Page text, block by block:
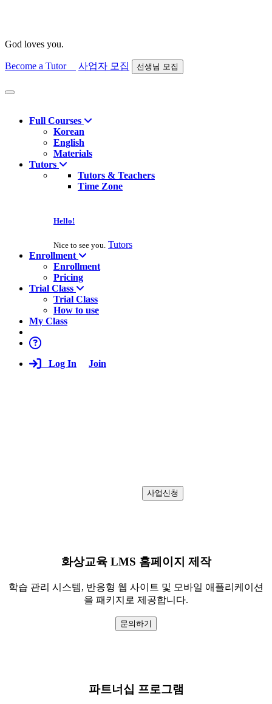
God loves you.
Become a Tutor 사업자 모집 선생님 모집
Find course
Full Courses
Korean
English
Materials
Tutors
Tutors & Teachers
Time Zone
Hello!
Nice to see you. Tutors
Enrollment
Enrollment
Pricing
Trial Class
Trial Class
How to use
My Class
Log In Join
사업신청
화상교육 LMS 홈페이지 제작
학습 관리 시스템, 반응형 웹 사이트 및 모바일 애플리케이션
을 패키지로 제공합니다.
문의하기
파트너십 프로그램